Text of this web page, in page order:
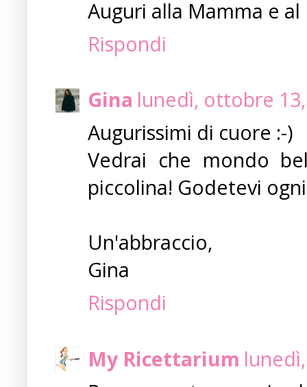
Auguri alla Mamma e
Rispondi
Gina lunedì, ottobre
Augurissimi di cuore :-)
Vedrai che mondo
piccolina! Godetevi
Un'abbraccio,
Gina
Rispondi
My Ricettarium